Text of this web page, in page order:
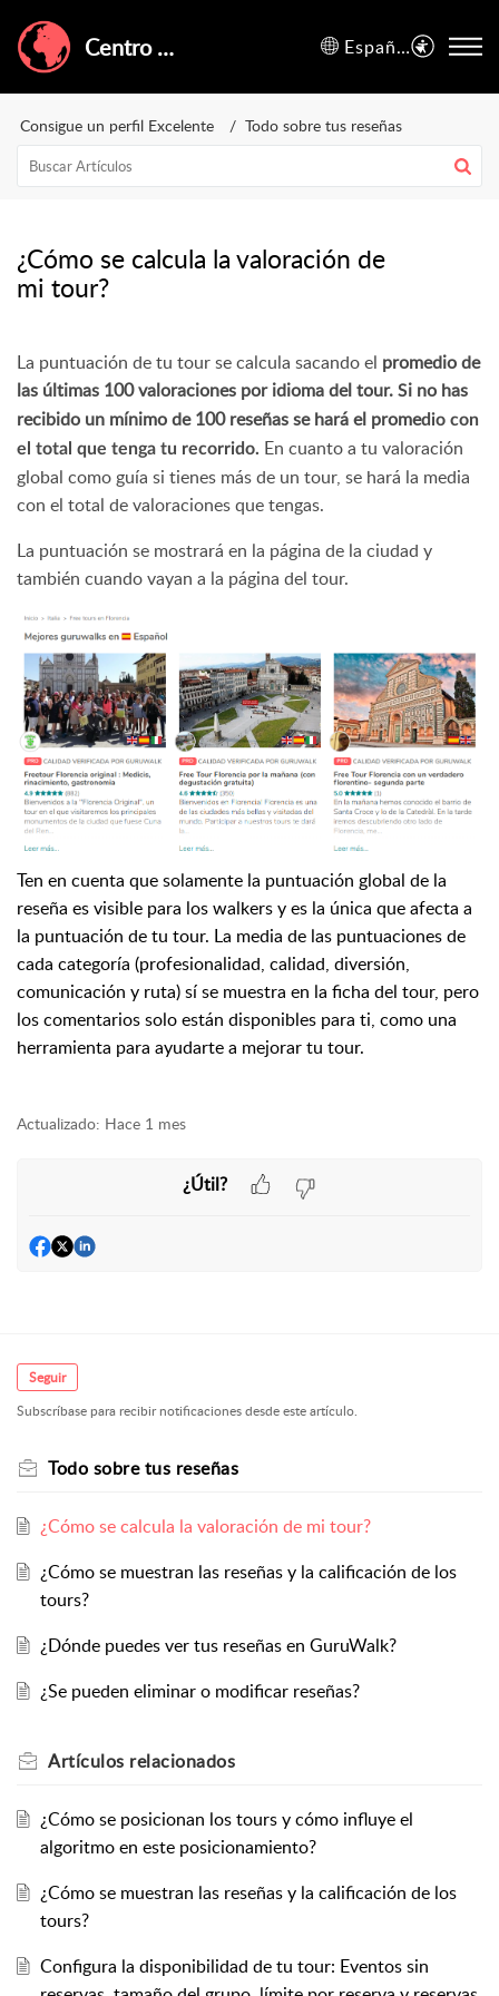
Centro de Ayuda de GuruWalk Español (España)
Consigue un perfil Excelente Todo sobre tus reseñas
¿Cómo se calcula la valoración de
mi tour?
La puntuación de tu tour se calcula sacando el promedio de
las últimas 100 valoraciones por idioma del tour. Si no has
recibido un mínimo de 100 reseñas se hará el promedio con
el total que tenga tu recorrido. En cuanto a tu valoración
global como guía si tienes más de un tour, se hará la media
con el total de valoraciones que tengas.
La puntuación se mostrará en la página de la ciudad y
también cuando vayan a la página del tour.
Ten en cuenta que solamente la puntuación global de la
reseña es visible para los walkers y es la única que afecta a
la puntuación de tu tour. La media de las puntuaciones de
cada categoría (profesionalidad, calidad, diversión,
comunicación y ruta) sí se muestra en la ficha del tour, pero
los comentarios solo están disponibles para ti, como una
herramienta para ayudarte a mejorar tu tour.
Actualizado: Hace 1 mes
¿Útil?
Seguir
Subscríbase para recibir notificaciones desde este artículo.
Todo sobre tus reseñas
¿Cómo se calcula la valoración de mi tour?
¿Cómo se muestran las reseñas y la calificación de los
tours?
¿Dónde puedes ver tus reseñas en GuruWalk?
¿Se pueden eliminar o modificar reseñas?
Artículos relacionados
¿Cómo se posicionan los tours y cómo influye el
algoritmo en este posicionamiento?
¿Cómo se muestran las reseñas y la calificación de los
tours?
Configura la disponibilidad de tu tour: Eventos sin